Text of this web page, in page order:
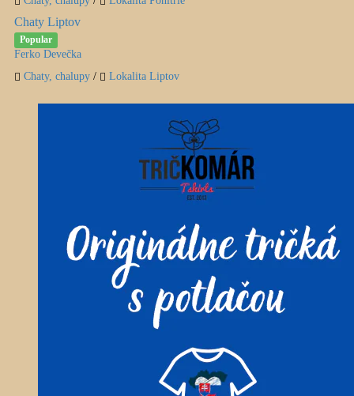
Chaty Liptov
Popular
Ferko Devečka
Chaty, chalupy / Lokalita Liptov